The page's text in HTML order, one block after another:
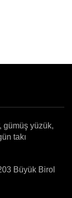
gümüş yüzük,
takı
Büyük Birol